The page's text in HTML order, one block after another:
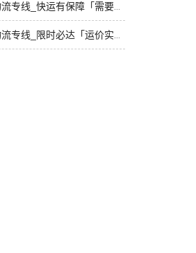
泉州到北京物流专线_快运有保障「需要几天」
广州到北京物流专线_限时必达「运价实惠」